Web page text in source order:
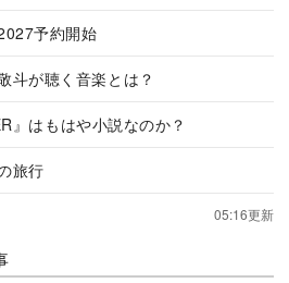
予約開始
斗が聴く音楽とは？
』はもはや小説なのか？
旅行
05:16更新